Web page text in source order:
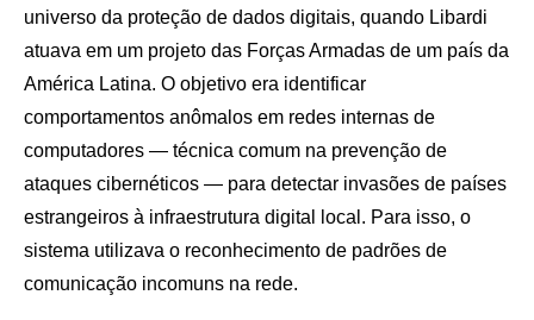
universo da proteção de dados digitais, quando Libardi
atuava em um projeto das Forças Armadas de um país da
América Latina. O objetivo era identificar
comportamentos anômalos em redes internas de
computadores — técnica comum na prevenção de
ataques cibernéticos — para detectar invasões de países
estrangeiros à infraestrutura digital local. Para isso, o
sistema utilizava o reconhecimento de padrões de
comunicação incomuns na rede.